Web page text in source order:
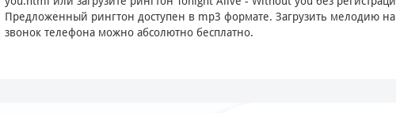
Предложенный рингтон доступен в mp3 формате. Загрузить мелодию на
звонок телефона можно абсолютно бесплатно.